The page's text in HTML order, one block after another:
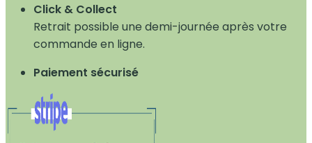
Click & Collect
Retrait possible une demi-journée après votre
commande en ligne.
Paiement sécurisé